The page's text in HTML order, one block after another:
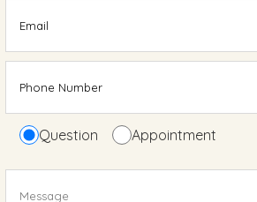
Question Appointment